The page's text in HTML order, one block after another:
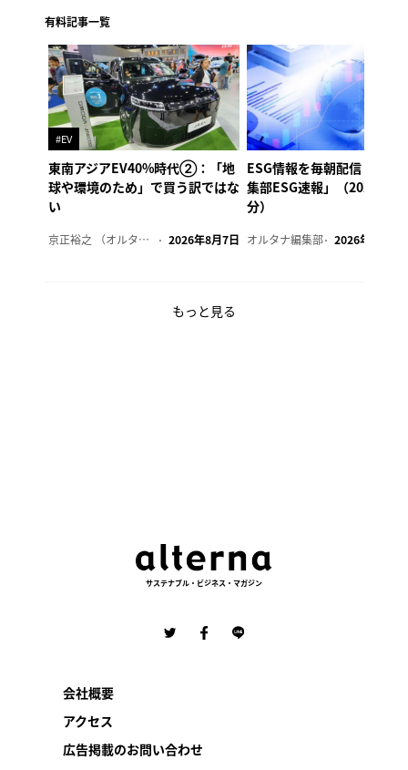
有料記事一覧
#EV
東南アジアEV40%時代②：「地
球や環境のため」で買う訳ではな
い
京正裕之 （オルタナ副編集長） 2026年8月7日
ESG情報を毎朝配信「オル
集部ESG速報」（2026年8
分）
オルタナ編集部 2026年8月7日
もっと見る
サステナブル・ビジネス・マガジン
会社概要
アクセス
広告掲載のお問い合わせ